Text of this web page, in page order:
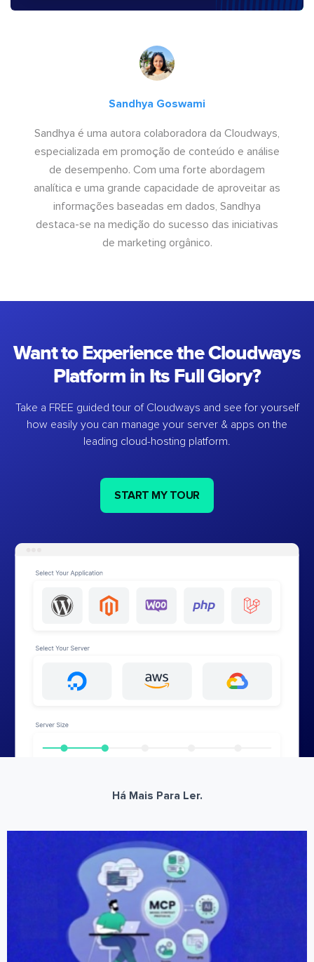
Sandhya Goswami
Sandhya é uma autora colaboradora da Cloudways,
especializada em promoção de conteúdo e análise
de desempenho. Com uma forte abordagem
analítica e uma grande capacidade de aproveitar as
informações baseadas em dados, Sandhya
destaca-se na medição do sucesso das iniciativas
de marketing orgânico.
Want to Experience the Cloudways
Platform in Its Full Glory?
Take a FREE guided tour of Cloudways and see for yourself
how easily you can manage your server & apps on the
leading cloud-hosting platform.
START MY TOUR
Há Mais Para Ler.